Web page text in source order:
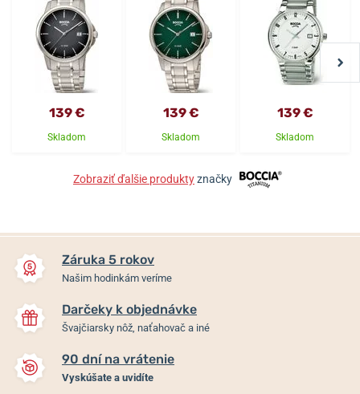
139 €
Skladom
139 €
Skladom
139 €
Skladom
Zobraziť ďalšie produktyznačky
Záruka 5 rokov
Našim hodinkám veríme
Darčeky k objednávke
Švajčiarsky nôž, naťahovač a iné
90 dní na vrátenie
Vyskúšate a uvidíte